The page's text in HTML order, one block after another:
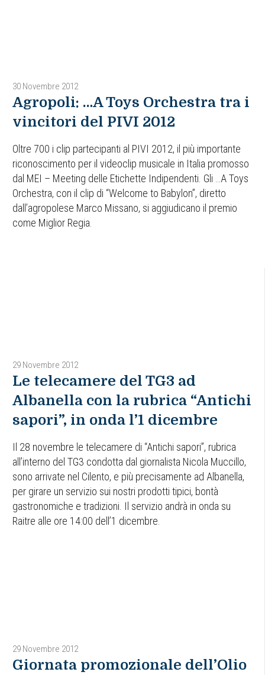
30 Novembre 2012
Agropoli: …A Toys Orchestra tra i
vincitori del PIVI 2012
Oltre 700 i clip partecipanti al PIVI 2012, il più importante
riconoscimento per il videoclip musicale in Italia promosso
dal MEI – Meeting delle Etichette Indipendenti. Gli …A Toys
Orchestra, con il clip di “Welcome to Babylon”, diretto
dall’agropolese Marco Missano, si aggiudicano il premio
come Miglior Regia.
29 Novembre 2012
Le telecamere del TG3 ad
Albanella con la rubrica “Antichi
sapori”, in onda l’1 dicembre
Il 28 novembre le telecamere di “Antichi sapori”, rubrica
all’interno del TG3 condotta dal giornalista Nicola Muccillo,
sono arrivate nel Cilento, e più precisamente ad Albanella,
per girare un servizio sui nostri prodotti tipici, bontà
gastronomiche e tradizioni. Il servizio andrà in onda su
Raitre alle ore 14:00 dell’1 dicembre.
29 Novembre 2012
Giornata promozionale dell’Olio